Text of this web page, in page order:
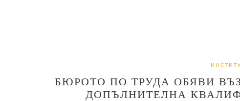
БЮРОТО ПО ТРУДА ОБЯВИ
ДОПЪЛНИТЕЛНА